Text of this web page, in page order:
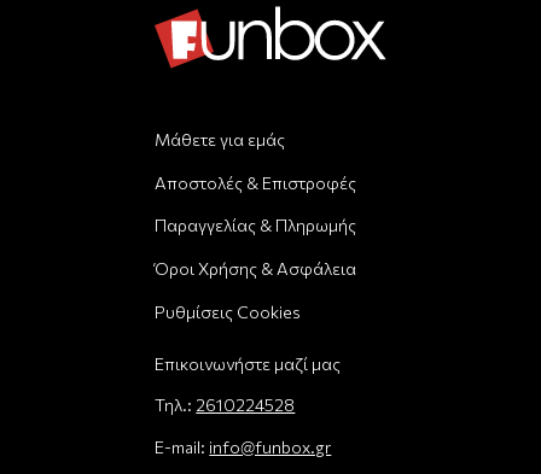
Μάθετε για εμάς
Αποστολές & Επιστροφές
Παραγγελίας & Πληρωμής
Όροι Χρήσης & Ασφάλεια
Ρυθμίσεις Cookies
Επικοινωνήστε μαζί μας
Τηλ.: 2610224528
E-mail: info@funbox.gr